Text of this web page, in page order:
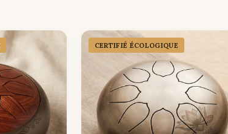
CERTIFIÉ ÉCOLOGIQUE